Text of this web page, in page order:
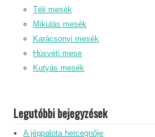
Téli mesék
Mikulás mesék
Karácsonyi mesék
Húsvéti mese
Kutyás mesék
Legutóbbi bejegyzések
A jégpalota hercegnője